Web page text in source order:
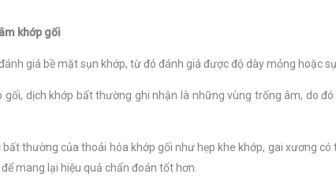
khớp gối
giá bề mặt sụn khớp, từ đó đánh giá được độ dày mỏng hoặc
gối, dịch khớp bất thường ghi nhận là những vùng trống âm, do
bất thường của thoái hóa khớp gối như hẹp khe khớp, gai xương
mang lại hiệu quả chẩn đoán tốt hơn.